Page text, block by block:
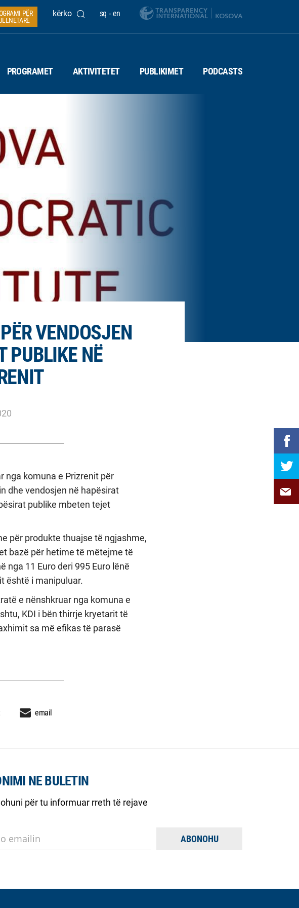
sq - en
kërko
PËR
PROGRAMET AKTIVITETET PUBLIKIMET PODCASTS
VENDOSJEN
PUBLIKE NË
nga komuna e Prizrenit për
dhe vendosjen në hapësirat
publike mbeten tejet
për produkte thuajse të ngjashme,
bazë për hetime të mëtejme të
nga 11 Euro deri 995 Euro lënë
është i manipuluar.
e nënshkruar nga komuna e
KDI i bën thirrje kryetarit të
sa më efikas të parasë
email
NE BULETIN
për tu informuar rreth të rejave
emailin